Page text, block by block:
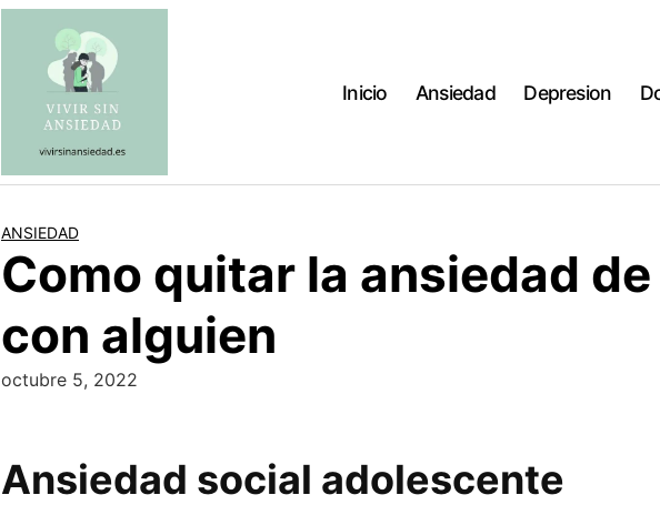
Inicio Ansiedad Depresion
ANSIEDAD
Como quitar la ansiedad
con alguien
octubre 5, 2022
Ansiedad social adolescente